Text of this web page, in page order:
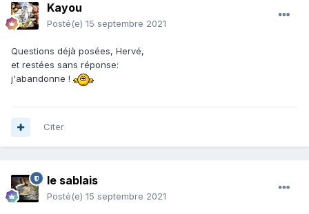
Kayou
Posté(e) 15 septembre 2021
Questions déjà posées, Hervé,
et restées sans réponse:
j'abandonne !
Citer
le sablais
Posté(e) 15 septembre 2021